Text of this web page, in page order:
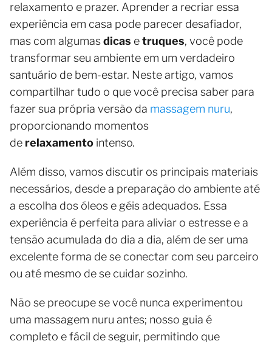
relaxamento e prazer. Aprender a recriar essa
experiência em casa pode parecer desafiador,
mas com algumasdicas etruques, você pode
transformar seu ambiente em um verdadeiro
santuário de bem-estar. Neste artigo, vamos
compartilhar tudo o que você precisa saber para
fazer sua própria versão da massagem nuru,
proporcionando momentos
de relaxamento intenso.
Além disso, vamos discutir os principais materiais
necessários, desde a preparação do ambiente até
a escolha dos óleos e géis adequados. Essa
experiência é perfeita para aliviar o estresse e a
tensão acumulada do dia a dia, além de ser uma
excelente forma de se conectar com seu parceiro
ou até mesmo de se cuidar sozinho.
Não se preocupe se você nunca experimentou
uma massagem nuru antes; nosso guia é
completo e fácil de seguir, permitindo que